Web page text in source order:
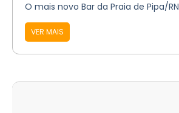
O mais novo Bar da Praia de Pipa/RN
VER MAIS